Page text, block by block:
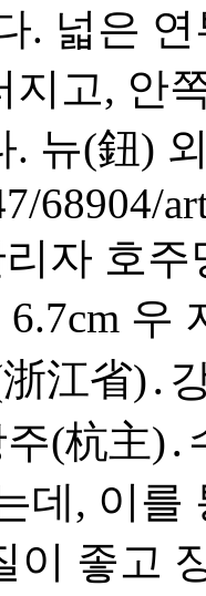
. 넓은
지고, 안
. 뉴(鈕)
68904/
자 호주
6.7cm 우
江省)․
(杭主
데, 이
이 좋고